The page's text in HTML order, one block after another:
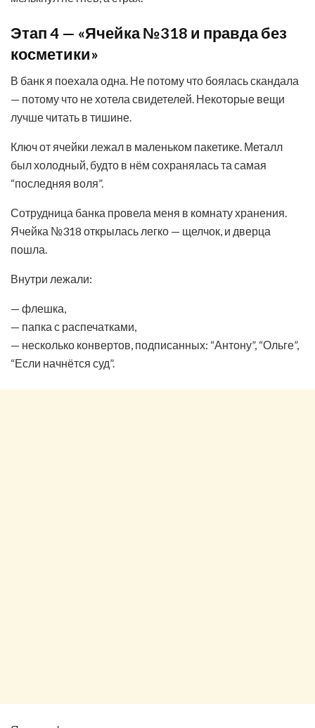
Этап 4 — «Ячейка №318 и правда без
косметики»
В банк я поехала одна. Не потому что боялась скандала
— потому что не хотела свидетелей. Некоторые вещи
лучше читать в тишине.
Ключ от ячейки лежал в маленьком пакетике. Металл
был холодный, будто в нём сохранялась та самая
“последняя воля”.
Сотрудница банка провела меня в комнату хранения.
Ячейка №318 открылась легко — щелчок, и дверца
пошла.
Внутри лежали:
— флешка,
— папка с распечатками,
— несколько конвертов, подписанных: “Антону”, “Ольге”,
“Если начнётся суд”.